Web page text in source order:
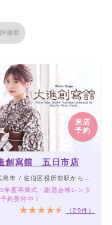
価順
来店
予約
創寫舘 五日市店
島市 / 佐伯区役所前駅から徒歩15分
年度卒業式・謝恩会袴レンタ
約受付中！
（29件）